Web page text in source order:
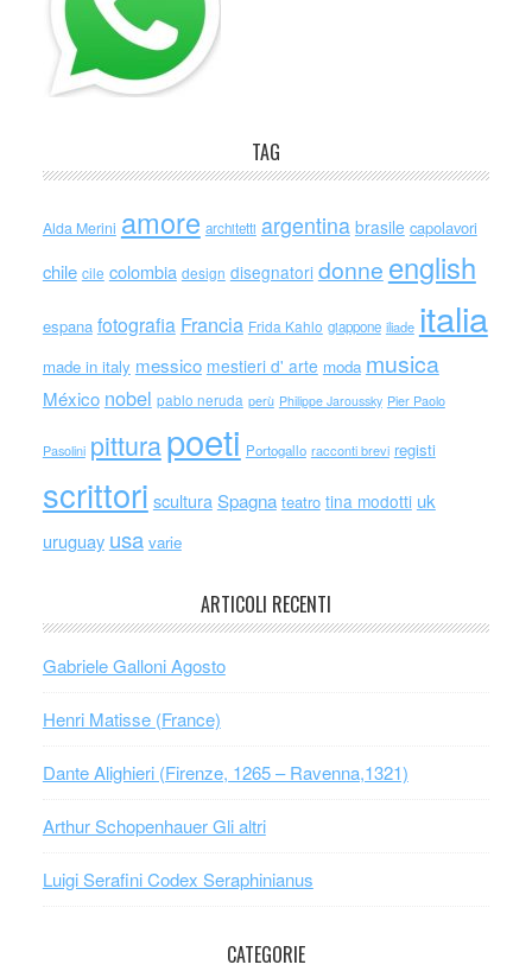
TAG
Alda Merini amore architetti argentina brasile capolavori
chile cile colombia design disegnatori donne english
espana fotografia Francia Frida Kahlo giappone iliade italia
made in italy messico mestieri d' arte moda musica
México nobel pablo neruda perù Philippe Jaroussky Pier Paolo
Pasolini pitturapoeti Portogallo racconti brevi registi
scrittori scultura Spagna teatro tina modotti uk
uruguay usa varie
ARTICOLI RECENTI
Gabriele Galloni Agosto
Henri Matisse (France)
Dante Alighieri (Firenze, 1265 – Ravenna,1321)
Arthur Schopenhauer Gli altri
Luigi Serafini Codex Seraphinianus
CATEGORIE